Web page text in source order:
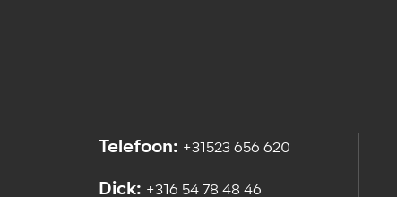
Telefoon: +31523 656 620
Dick: +316 54 78 48 46